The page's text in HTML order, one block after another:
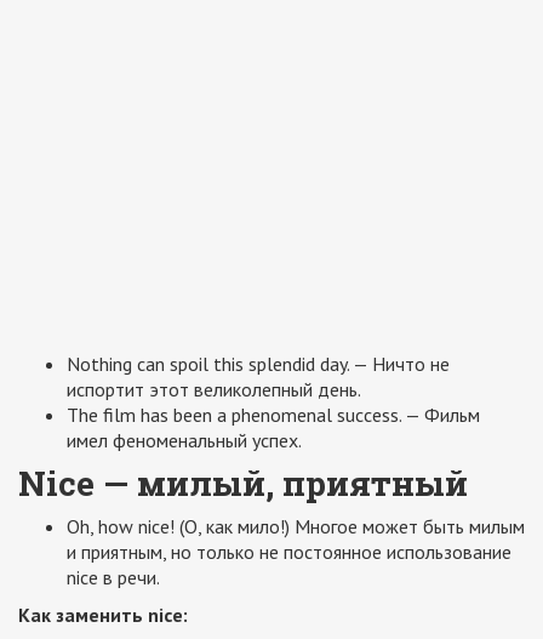
Nothing can spoil this splendid day. — Ничто не
испортит этот великолепный день.
The film has been a phenomenal success. — Фильм
имел феноменальный успех.
Nice — милый, приятный
Oh, how nice! (О, как мило!) Многое может быть милым
и приятным, но только не постоянное использование
nice в речи.
Как заменить nice: